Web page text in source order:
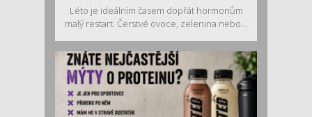
Léto je ideálním časem dopřát hormonům
malý restart. Čerstvé ovoce, zelenina nebo...